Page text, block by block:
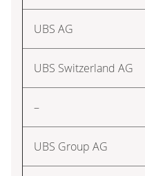
UBS AG
UBS Switzerland AG
–
UBS Group AG